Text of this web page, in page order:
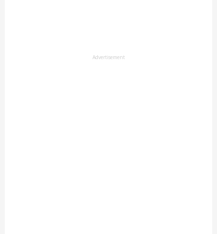
Advertisement